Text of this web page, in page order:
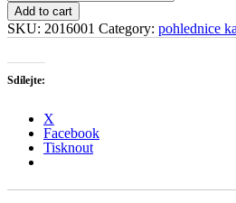
pod
Pradědem
quantity
Add to cart
SKU: 2016001 Category: pohlednice
Sdílejte:
X
Facebook
Tisknout